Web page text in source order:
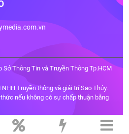
Thông Tin và Truyền Thông Tp.HCM
Truyền thông và giải trí Sao Thủy.
nếu không có sự chấp thuận bằng